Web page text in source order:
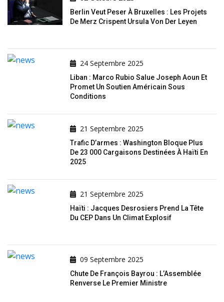
Berlin Veut Peser À Bruxelles : Les Projets
De Merz Crispent Ursula Von Der Leyen
24 Septembre 2025
Liban : Marco Rubio Salue Joseph Aoun Et
Promet Un Soutien Américain Sous
Conditions
21 Septembre 2025
Trafic D’armes : Washington Bloque Plus
De 23 000 Cargaisons Destinées À Haïti En
2025
21 Septembre 2025
Haïti : Jacques Desrosiers Prend La Tête
Du CEP Dans Un Climat Explosif
09 Septembre 2025
Chute De François Bayrou : L’Assemblée
Renverse Le Premier Ministre